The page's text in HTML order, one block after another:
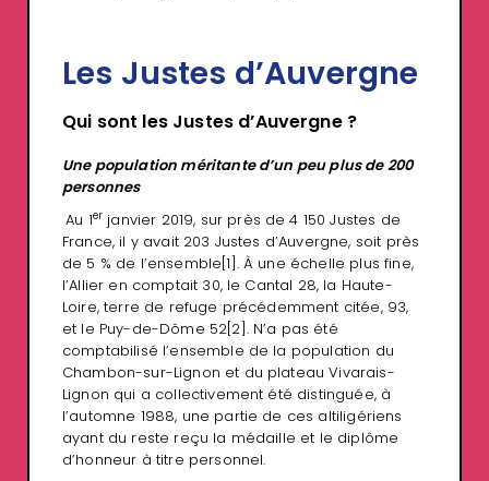
Les Justes d’Auvergne
Qui sont les Justes d’Auvergne ?
Une population méritante d’un peu plus de 200
personnes
Au 1er janvier 2019, sur près de 4 150 Justes de
France, il y avait 203 Justes d’Auvergne, soit près
de 5 % de l’ensemble [1] . À une échelle plus fine,
l’Allier en comptait 30, le Cantal 28, la Haute-
Loire, terre de refuge précédemment citée, 93,
et le Puy-de-Dôme 52 [2] . N’a pas été
comptabilisé l’ensemble de la population du
Chambon-sur-Lignon et du plateau Vivarais-
Lignon qui a collectivement été distinguée, à
l’automne 1988, une partie de ces altiligériens
ayant du reste reçu la médaille et le diplôme
d’honneur à titre personnel.